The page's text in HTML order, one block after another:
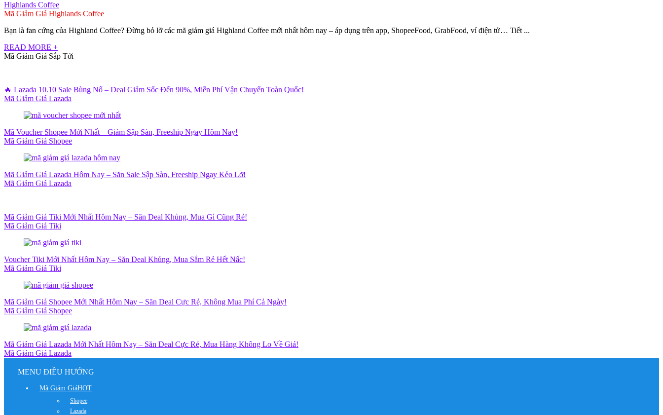
Highlands Coffee
Mã Giảm Giá Highlands Coffee
Bạn là fan cứng của Highland Coffee? Đừng bỏ lỡ các mã giảm giá Highland Coffee mới nhất hôm nay – áp dụng trên app, ShopeeFood, GrabFood, ví điện tử… Tiết ...
READ MORE +
Mã Giảm Giá Sắp Tới
🔥 Lazada 10.10 Sale Bùng Nổ – Deal Giảm Sốc Đến 90%, Miễn Phí Vận Chuyển Toàn Quốc!
Mã Giảm Giá Lazada
Mã Voucher Shopee Mới Nhất – Giảm Sập Sàn, Freeship Ngay Hôm Nay!
Mã Giảm Giá Shopee
Mã Giảm Giá Lazada Hôm Nay – Săn Sale Sập Sàn, Freeship Ngay Kẻo Lỡ!
Mã Giảm Giá Lazada
Mã Giảm Giá Tiki Mới Nhất Hôm Nay – Săn Deal Khủng, Mua Gì Cũng Rẻ!
Mã Giảm Giá Tiki
Voucher Tiki Mới Nhất Hôm Nay – Săn Deal Khủng, Mua Sắm Rẻ Hết Nấc!
Mã Giảm Giá Tiki
Mã Giảm Giá Shopee Mới Nhất Hôm Nay – Săn Deal Cực Rẻ, Không Mua Phí Cả Ngày!
Mã Giảm Giá Shopee
Mã Giảm Giá Lazada Mới Nhất Hôm Nay – Săn Deal Cực Rẻ, Mua Hàng Không Lo Về Giá!
Mã Giảm Giá Lazada
MENU ĐIỀU HƯỚNG
Mã Giảm GiáHOT
Shopee
Lazada